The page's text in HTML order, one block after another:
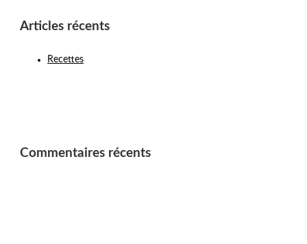
Articles récents
Recettes
Commentaires récents